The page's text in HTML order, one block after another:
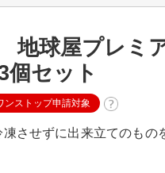
ッ
地球屋プレミ
セット
ンストップ申請対象
させずに出来立てのもの